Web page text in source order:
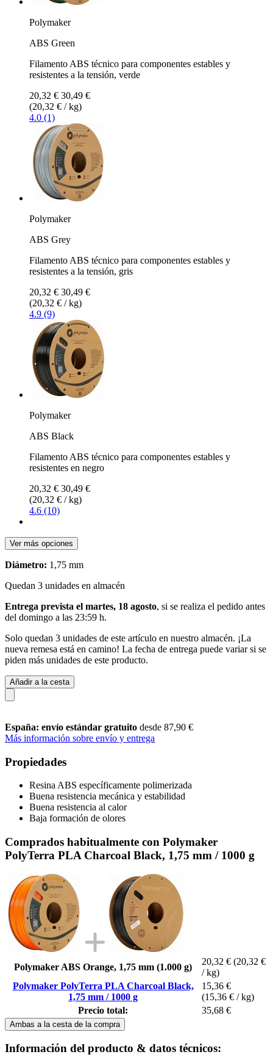
Polymaker
ABS Green
Filamento ABS técnico para componentes estables y
resistentes a la tensión, verde
20,32 € 30,49 €
(20,32 € / kg)
4.0 (1)
Polymaker
ABS Grey
Filamento ABS técnico para componentes estables y
resistentes a la tensión, gris
20,32 € 30,49 €
(20,32 € / kg)
4.9 (9)
Polymaker
ABS Black
Filamento ABS técnico para componentes estables y
resistentes en negro
20,32 € 30,49 €
(20,32 € / kg)
4.6 (10)
Ver más opciones
Diámetro: 1,75 mm
Quedan 3 unidades en almacén
Entrega prevista el martes, 18 agosto, si se realiza el pedido antes
del domingo a las 23:59 h.
Solo quedan 3 unidades de este artículo en nuestro almacén. ¡La
nueva remesa está en camino! La fecha de entrega puede variar si se
piden más unidades de este producto.
Añadir a la cesta
España: envío estándar gratuito desde 87,90 €
Más información sobre envío y entrega
Propiedades
Resina ABS específicamente polimerizada
Buena resistencia mecánica y estabilidad
Buena resistencia al calor
Baja formación de olores
Comprados habitualmente con Polymaker
PolyTerra PLA Charcoal Black, 1,75 mm / 1000 g
Polymaker ABS Orange, 1,75 mm (1.000 g)
20,32 € (20,32 €
/ kg)
Polymaker PolyTerra PLA Charcoal Black,
1,75 mm / 1000 g
15,36 €
(15,36 € / kg)
Precio total:
35,68 €
Ambas a la cesta de la compra
Información del producto & datos técnicos: